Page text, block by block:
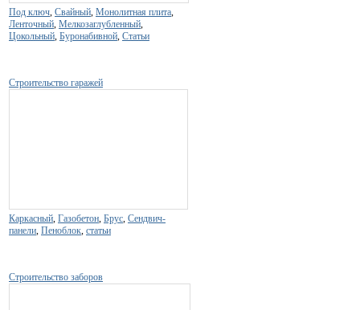
Под ключ Свайный Монолитная плита
Ленточный Мелкозаглубленный
Цокольный Буронабивной Статьи
Строительство гаражей
Каркасный Газобетон Брус Сендвич-
панели Пеноблок статьи
Строительство заборов